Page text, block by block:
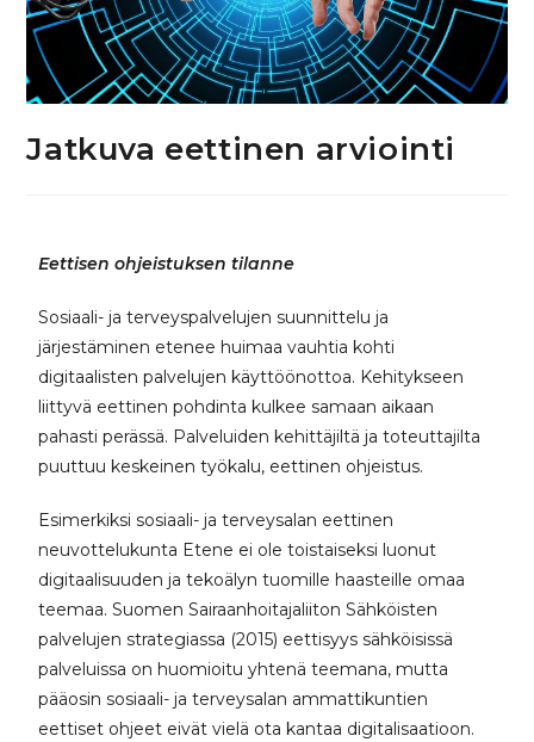
Jatkuva eettinen arviointi
Eettisen ohjeistuksen tilanne
Sosiaali- ja terveyspalvelujen suunnittelu ja
järjestäminen etenee huimaa vauhtia kohti
digitaalisten palvelujen käyttöönottoa. Kehitykseen
liittyvä eettinen pohdinta kulkee samaan aikaan
pahasti perässä. Palveluiden kehittäjiltä ja toteuttajilta
puuttuu keskeinen työkalu, eettinen ohjeistus.
Esimerkiksi sosiaali- ja terveysalan eettinen
neuvottelukunta Etene ei ole toistaiseksi luonut
digitaalisuuden ja tekoälyn tuomille haasteille omaa
teemaa. Suomen Sairaanhoitajaliiton Sähköisten
palvelujen strategiassa (2015) eettisyys sähköisissä
palveluissa on huomioitu yhtenä teemana, mutta
pääosin sosiaali- ja terveysalan ammattikuntien
eettiset ohjeet eivät vielä ota kantaa digitalisaatioon.